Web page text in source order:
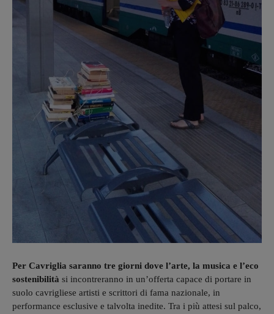
Per Cavriglia saranno tre giorni dove l’arte, la musica e l’eco
sostenibilità si incontreranno in un’offerta capace di portare in
suolo cavrigliese artisti e scrittori di fama nazionale, in
performance esclusive e talvolta inedite. Tra i più attesi sul palco,